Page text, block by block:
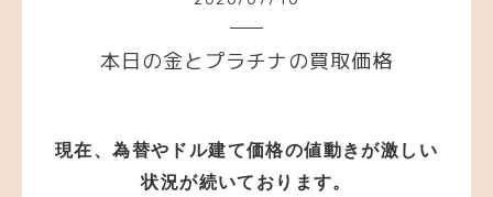
本日の金とプラチナの買取価格
現在、為替やドル建て価格の値動きが激しい
状況が続いております。